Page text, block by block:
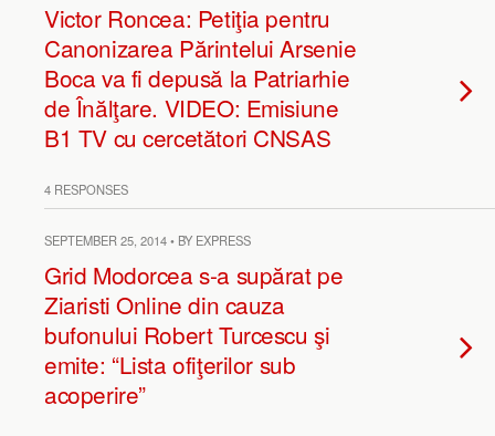
Victor Roncea: Petiţia pentru
Canonizarea Părintelui Arsenie
Boca va fi depusă la Patriarhie
de Înălţare. VIDEO: Emisiune
B1 TV cu cercetători CNSAS
4 RESPONSES
SEPTEMBER 25, 2014 • BY EXPRESS
Grid Modorcea s-a supărat pe
Ziaristi Online din cauza
bufonului Robert Turcescu şi
emite: “Lista ofiţerilor sub
acoperire”